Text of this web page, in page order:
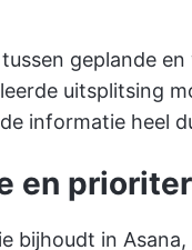
geplande
uitsplitsing
informatie heel
en
bijhoudt in